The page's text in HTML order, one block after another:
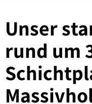
Unser
rund um